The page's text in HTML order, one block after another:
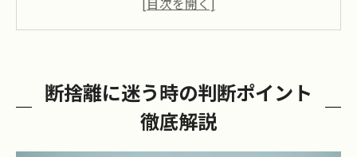
高浜市で断捨離を成功に導く手順とは
高浜市の断捨離は計画的な手順が鍵
断捨離に迷う時の判断ポイント
徹底解説